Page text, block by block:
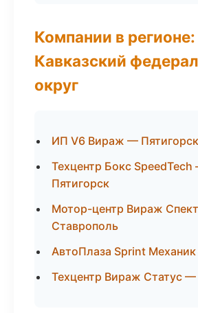
Компании в
Кавказский
округ
ИП V6 Вираж — Пятигорск
Техцентр Бокс
Пятигорск
Мотор-центр Вираж
Ставрополь
АвтоПлаза Sprint
Техцентр Вираж Статус